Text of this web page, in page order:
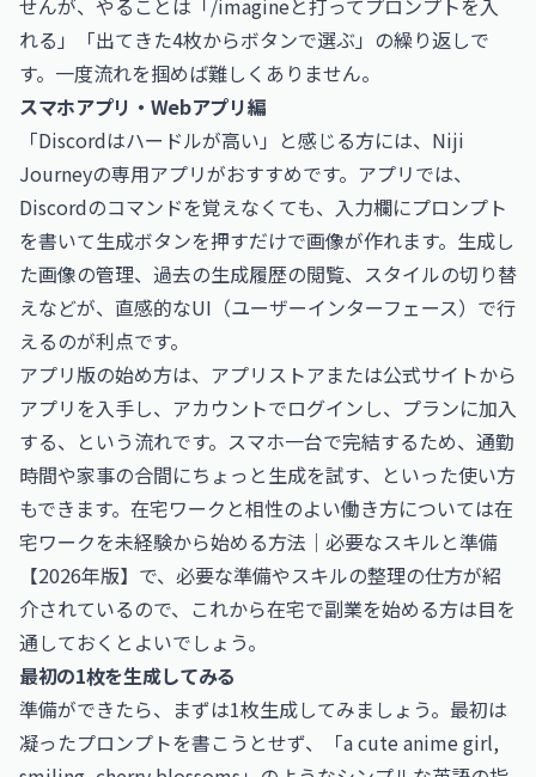
せんが、やることは「/imagineと打ってプロンプトを入
れる」「出てきた4枚からボタンで選ぶ」の繰り返しで
す。一度流れを掴めば難しくありません。
スマホアプリ・Webアプリ編
「Discordはハードルが高い」と感じる方には、Niji
Journeyの専用アプリがおすすめです。アプリでは、
Discordのコマンドを覚えなくても、入力欄にプロンプト
を書いて生成ボタンを押すだけで画像が作れます。生成し
た画像の管理、過去の生成履歴の閲覧、スタイルの切り替
えなどが、直感的なUI（ユーザーインターフェース）で行
えるのが利点です。
アプリ版の始め方は、アプリストアまたは公式サイトから
アプリを入手し、アカウントでログインし、プランに加入
する、という流れです。スマホ一台で完結するため、通勤
時間や家事の合間にちょっと生成を試す、といった使い方
もできます。在宅ワークと相性のよい働き方については在
宅ワークを未経験から始める方法｜必要なスキルと準備
【2026年版】 で、必要な準備やスキルの整理の仕方が紹
介されているので、これから在宅で副業を始める方は目を
通しておくとよいでしょう。
最初の1枚を生成してみる
準備ができたら、まずは1枚生成してみましょう。最初は
凝ったプロンプトを書こうとせず、「a cute anime girl,